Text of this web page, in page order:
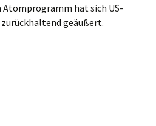
Atomprogramm hat sich US-
geäußert.